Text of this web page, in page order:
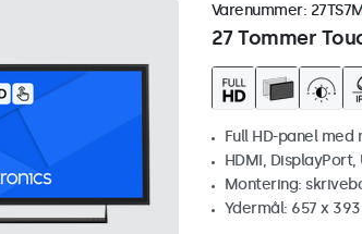
27 Tommer
Varenummer:
Full HD-panel
HDMI, DisplayPort,
Montering:
Ydermål: 657 x